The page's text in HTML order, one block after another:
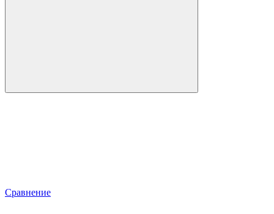
Сравнение